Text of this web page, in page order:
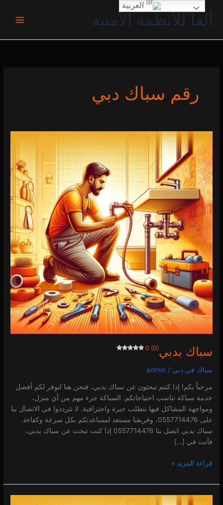
المحتوىألفا للأنظمة الأمنية
رقم سباك دبي
سباك بدبي0 (0)
سباك في دبي /
admin
مرحباً بكم! إذا كنتم تبحثون عن سباك بدبي، فنحن هنا لنوفر لكم أفضل
خدمة سباكة تناسب احتياجاتكم. السباكة جزء مهم من أي منزل،
ومواجهة المشاكل فيها تتطلب خبرة واحترافية. لا تترددوا في الاتصال بنا
على 0557714476، وفريقنا مستعد لمساعدتكم بكل سرعة وكفاءة.
سباك بدبي اتصل بنا 0557714476 إذا كنت تبحث عن سباك بدبي،
فأنت في […]
بدبي
0 (0)
قراءة المزيد »
العربية
4.21k
3.47k
3.57k